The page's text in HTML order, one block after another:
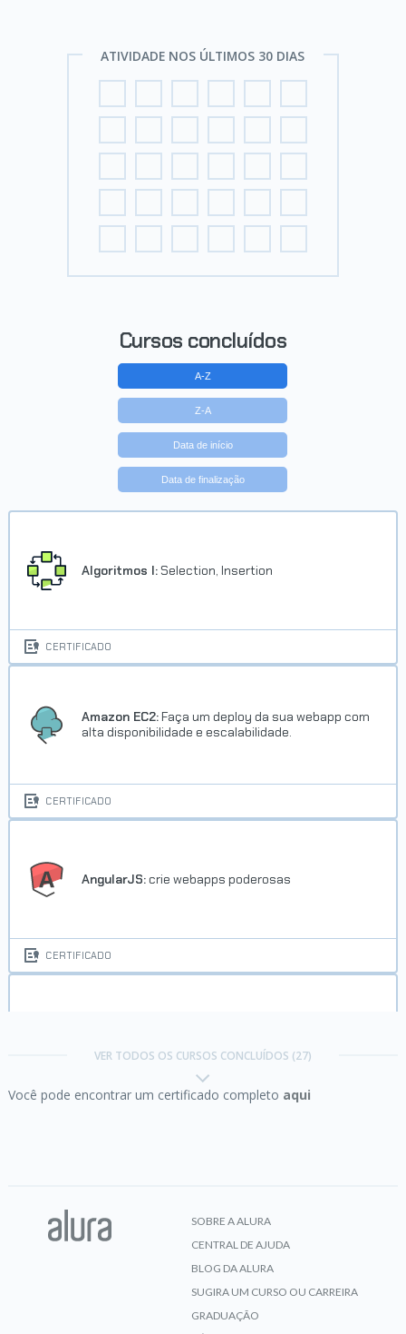
ATIVIDADE NOS ÚLTIMOS 30 DIAS
Cursos concluídos
A-Z
Z-A
Data de início
Data de finalização
Algoritmos I: Selection, Insertion
CERTIFICADO
Amazon EC2: Faça um deploy da sua webapp com
alta disponibilidade e escalabilidade.
CERTIFICADO
AngularJS: crie webapps poderosas
CERTIFICADO
VER TODOS OS CURSOS CONCLUÍDOS (27)
Você pode encontrar um certificado completo aqui
SOBRE A ALURA
CENTRAL DE AJUDA
BLOG DA ALURA
SUGIRA UM CURSO OU CARREIRA
GRADUAÇÃO